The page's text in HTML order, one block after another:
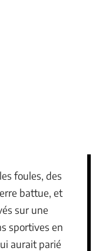
foules, des
battue, et
sur une
sportives en
aurait parié